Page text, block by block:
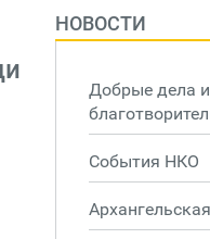
НОВОСТИ
Добрые дела и
События НКО